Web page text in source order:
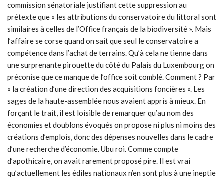
commission sénatoriale justifiant cette suppression au
prétexte que « les attributions du conservatoire du littoral sont
similaires à celles de l’Office français de la biodiversité ». Mais
l’affaire se corse quand on sait que seul le conservatoire a
compétence dans l’achat de terrains. Qu’à cela ne tienne dans
une surprenante pirouette du côté du Palais du Luxembourg on
préconise que ce manque de l’office soit comblé. Comment ? Par
« la création d’une direction des acquisitions foncières ». Les
sages de la haute-assemblée nous avaient appris à mieux. En
forçant le trait, il est loisible de remarquer qu’au nom des
économies et doublons évoqués on propose ni plus ni moins des
créations d’emplois, donc des dépenses nouvelles dans le cadre
d’une recherche d’économie. Ubu roi. Comme compte
d’apothicaire, on avait rarement proposé pire. Il est vrai
qu’actuellement les édiles nationaux n’en sont plus à une ineptie